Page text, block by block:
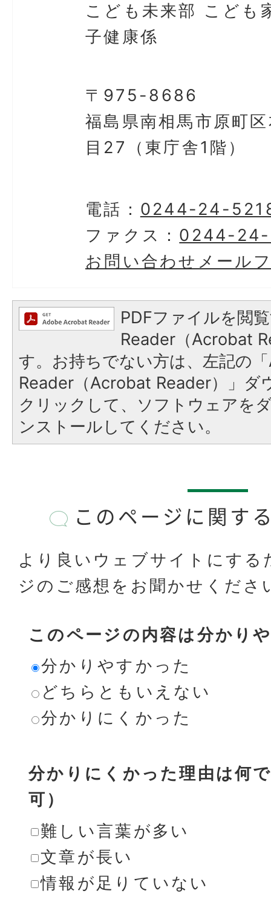
こども未来部 こども
子健康係
〒975-8686
福島県南相馬市原町
目27（東庁舎1階）
電話： 0244-24-
ファクス： 0244-
お問い合わせメール
PDFファイルを閲
Reader（Acrobat
す。お持ちでない方は、左記の
Reader（Acrobat Reader）」ダ
クリックして、ソフトウェアを
ンストールしてください。
このページに関す
より良いウェブサイトにする
ジのご感想をお聞かせくださ
このページの内容は分かり
分かりやすかった
どちらともいえない
分かりにくかった
分かりにくかった理由は何
可）
難しい言葉が多い
文章が長い
情報が足りていない